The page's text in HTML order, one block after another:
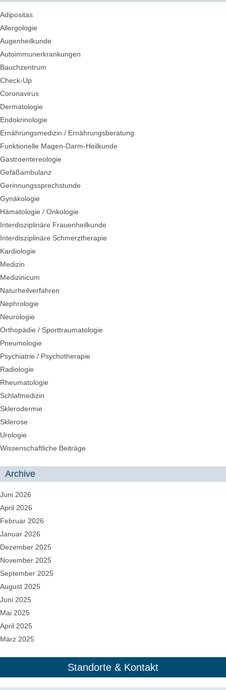
Adipositas
Allergologie
Augenheilkunde
Autoimmunerkrankungen
Bauchzentrum
Check-Up
Coronavirus
Dermatologie
Endokrinologie
Ernährungsmedizin / Ernährungsberatung
Funktionelle Magen-Darm-Heilkunde
Gastroentereologie
Gefäßambulanz
Gerinnungssprechstunde
Gynäkologie
Hämatologie / Onkologie
Interdisziplinäre Frauenheilkunde
Interdisziplinäre Schmerztherapie
Kardiologie
Medizin
Medizinicum
Naturheilverfahren
Nephrologie
Neurologie
Orthopädie / Sporttraumatologie
Pneumologie
Psychiatrie / Psychotherapie
Radiologie
Rheumatologie
Schlafmedizin
Sklerodermie
Sklerose
Urologie
Wissenschaftliche Beiträge
Archive
Juni 2026
April 2026
Februar 2026
Januar 2026
Dezember 2025
November 2025
September 2025
August 2025
Juni 2025
Mai 2025
April 2025
März 2025
Standorte & Kontakt